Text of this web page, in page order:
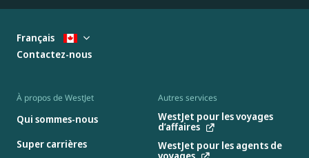
À propos de WestJet
Qui sommes-nous
Super carrières
Autres services
WestJet pour les voyages
d’affaires
WestJet pour les agents de
Français
Contactez-nous